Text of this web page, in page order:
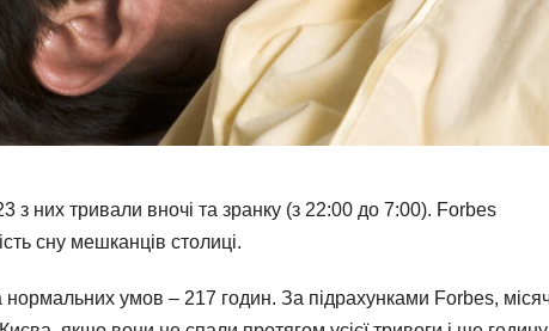
з них тривали вночі та зранку (з 22:00 до 7:00). Forbes
сну мешканців столиці.
умов – 217 годин. За підрахунками Forbes,